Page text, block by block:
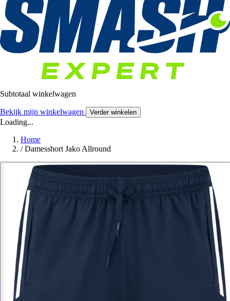
Subtotaal winkelwagen
Bekijk mijn winkelwagen Verder winkelen
Loading...
Home
/ Damesshort Jako Allround